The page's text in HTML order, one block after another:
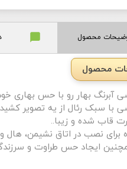
محصول
محصول
آبرنگ بهار رو با حس بهاری
با سبک رئال از یه تصویر
قاب شده و زیبا..
برای نصب در اتاق نشیمن، هال و
ایجاد حس طراوت و